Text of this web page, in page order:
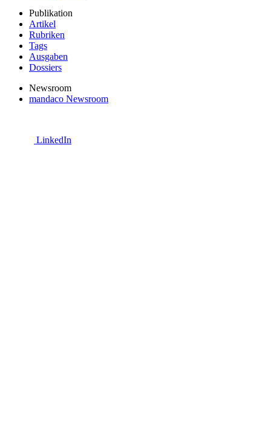
Publikation
Artikel
Rubriken
Tags
Ausgaben
Dossiers
Newsroom
mandaco Newsroom
LinkedIn